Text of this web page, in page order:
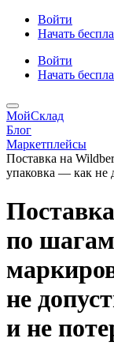
Войти
Начать
Войти
Начать
МойСклад
Блог
Маркетплейсы
Поставка на
упаковка — как не
по
не
и не